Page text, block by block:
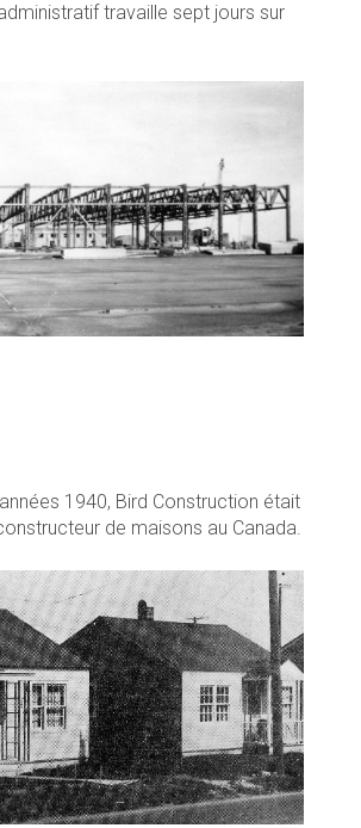
travaille sept jours sur
1940, Bird Construction était
de maisons au Canada.